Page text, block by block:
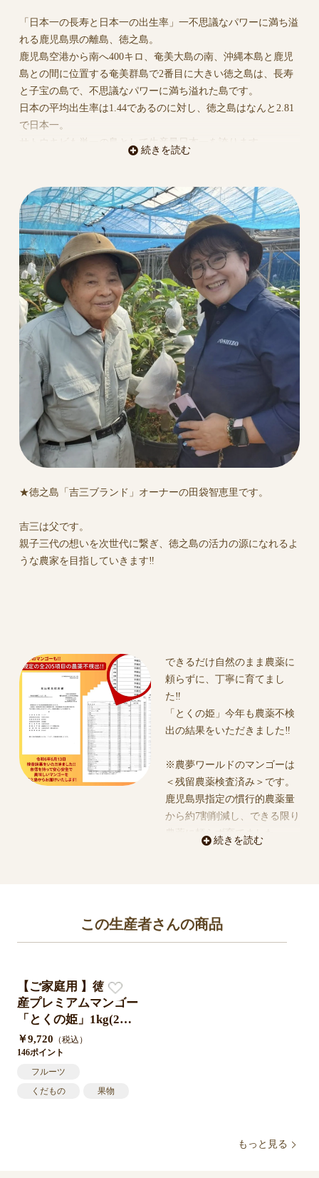
「日本一の長寿と日本一の出生率」一不思議なパワーに満ち溢
れる鹿児島県の離島、徳之島。
鹿児島空港から南へ400キロ、奄美大島の南、沖縄本島と鹿児
島との間に位置する奄美群島で2番目に大きい徳之島は、長寿
と子宝の島で、不思議なパワーに満ち溢れた島です。
日本の平均出生率は1.44であるのに対し、徳之島はなんと2.81
で日本一。
サトウキビも単一の島として生産量日本一を誇ります。
続きを読む
★徳之島「吉三ブランド」オーナーの田袋智恵里です。
吉三は父です。
親子三代の想いを次世代に繋ぎ、徳之島の活力の源になれるよ
うな農家を目指していきます‼︎
できるだけ自然のまま農薬に
頼らずに、丁寧に育てまし
た‼︎
「とくの姫」今年も農薬不検
出の結果をいただきました‼︎
※農夢ワールドのマンゴーは
＜残留農薬検査済み＞です。
鹿児島県指定の慣行的農薬量
から約7割削減し、できる限り
農薬に頼らず育てました。
クロプリド/チアメキサム」の
続きを読む
もっと見る
この生産者さんの商品
【ご家庭用 】徳之島
産プレミアムマンゴー
「とくの姫」1kg(2〜3
個)入り〇特別栽培農
産物＊送料込みで自社
農園から産地直送 by
徳之島ショップ吉三
￥9,720 （税込）
146ポイント
フルーツ
くだもの
果物